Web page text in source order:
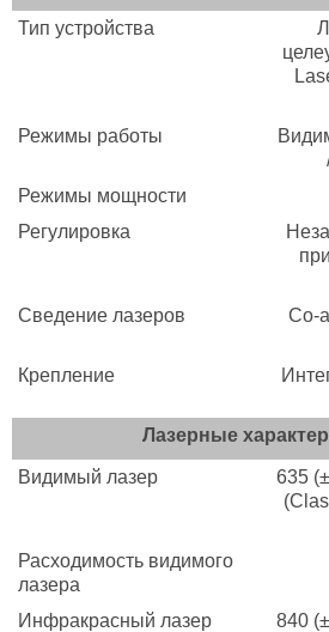
Тип устройства
Режимы работы
Режимы мощности
Регулировка
Сведение лазеров
Co-
Крепление
Лазерные
Видимый лазер
635
Расходимость видимого
лазера
Инфракрасный лазер
840